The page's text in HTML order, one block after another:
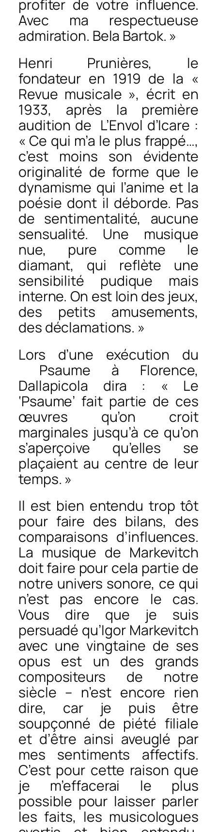
profiter de votre influence.
Avec ma respectueuse
admiration. Bela Bartok. »
Henri Prunières, le
fondateur en 1919 de la «
Revue musicale », écrit en
1933, après la première
audition de L’Envol d’Icare :
« Ce qui m’a le plus frappé…,
c’est moins son évidente
originalité de forme que le
dynamisme qui l’anime et la
poésie dont il déborde. Pas
de sentimentalité, aucune
sensualité. Une musique
nue, pure comme le
diamant, qui reflète une
sensibilité pudique mais
interne. On est loin des jeux,
des petits amusements,
des déclamations. »
Lors d’une exécution du
Psaume à Florence,
Dallapicola dira : « Le
‘Psaume’ fait partie de ces
œuvres qu’on croit
marginales jusqu’à ce qu’on
s’aperçoive qu’elles se
plaçaient au centre de leur
temps. »
Il est bien entendu trop tôt
pour faire des bilans, des
comparaisons d’influences.
La musique de Markevitch
doit faire pour cela partie de
notre univers sonore, ce qui
n’est pas encore le cas.
Vous dire que je suis
persuadé qu’Igor Markevitch
avec une vingtaine de ses
opus est un des grands
compositeurs de notre
siècle – n’est encore rien
dire, car je puis être
soupçonné de piété filiale
et d’être ainsi aveuglé par
mes sentiments affectifs.
C’est pour cette raison que
je m’effacerai le plus
possible pour laisser parler
les faits, les musicologues